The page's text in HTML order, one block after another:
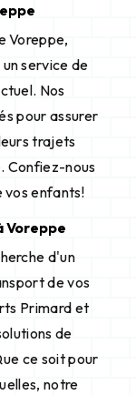
Voreppe,
service de
Nos
pour assurer
trajets
Confiez-nous
vos enfants!
Voreppe
d'un
de vos
Primard et
de
ce soit pour
notre